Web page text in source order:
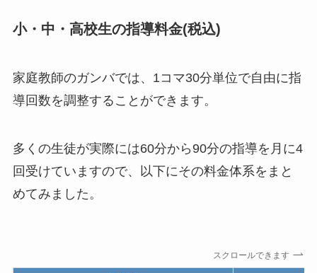
小・中・高校生の指導料金(税込)
家庭教師のガンバでは、1コマ30分単位で自由に指
導回数を調整することができます。
多くの生徒が実際には60分から90分の指導を月に4
回受けていますので、以下にその料金体系をまと
めてみました。
スクロールできます